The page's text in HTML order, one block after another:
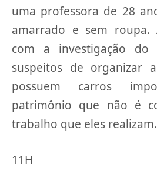
uma professora de 28
amarrado e sem roupa.
com a investigação do
suspeitos de organizar
possuem carros
patrimônio que não é
trabalho que eles realizam.
11H